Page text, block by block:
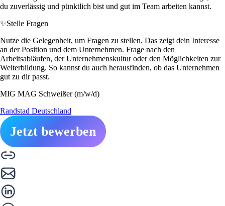
du zuverlässig und pünktlich bist und gut im Team arbeiten kannst.
✨Stelle Fragen
Nutze die Gelegenheit, um Fragen zu stellen. Das zeigt dein Interesse
an der Position und dem Unternehmen. Frage nach den
Arbeitsabläufen, der Unternehmenskultur oder den Möglichkeiten zur
Weiterbildung. So kannst du auch herausfinden, ob das Unternehmen
gut zu dir passt.
MIG MAG Schweißer (m/w/d)
Randstad Deutschland
Jetzt bewerben